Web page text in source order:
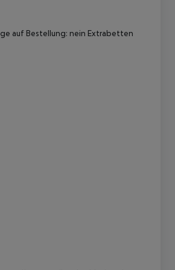
auf Bestellung: nein Extrabetten